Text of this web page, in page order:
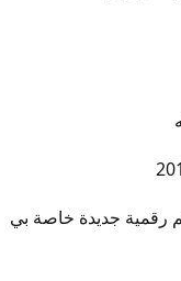
رقمية جديدة خاصة بي